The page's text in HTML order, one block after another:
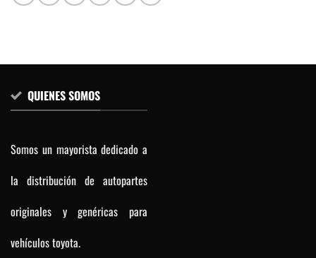
QUIENES SOMOS
Somos un mayorista dedicado a
la distribución de autopartes
originales y genéricas para
vehículos toyota.